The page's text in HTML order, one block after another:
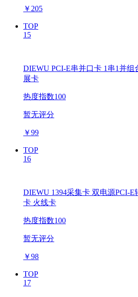
￥ 205
TOP
15
DIEWU PCI-E串并口卡 1串1并
展卡
热度指数100
暂无评分
￥99
TOP
16
DIEWU 1394采集卡 双电源PCI-
卡 火线卡
热度指数100
暂无评分
￥98
TOP
17